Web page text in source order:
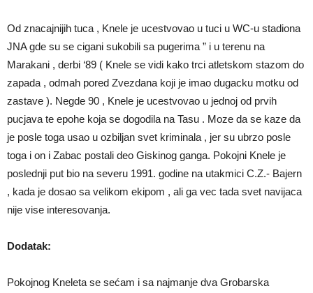
Od znacajnijih tuca , Knele je ucestvovao u tuci u WC-u stadiona
JNA gde su se cigani sukobili sa pugerima ” i u terenu na
Marakani , derbi ‘89 ( Knele se vidi kako trci atletskom stazom do
zapada , odmah pored Zvezdana koji je imao dugacku motku od
zastave ). Negde 90 , Knele je ucestvovao u jednoj od prvih
pucjava te epohe koja se dogodila na Tasu . Moze da se kaze da
je posle toga usao u ozbiljan svet kriminala , jer su ubrzo posle
toga i on i Zabac postali deo Giskinog ganga. Pokojni Knele je
poslednji put bio na severu 1991. godine na utakmici C.Z.- Bajern
, kada je dosao sa velikom ekipom , ali ga vec tada svet navijaca
nije vise interesovanja.
Dodatak:
Pokojnog Kneleta se sećam i sa najmanje dva Grobarska